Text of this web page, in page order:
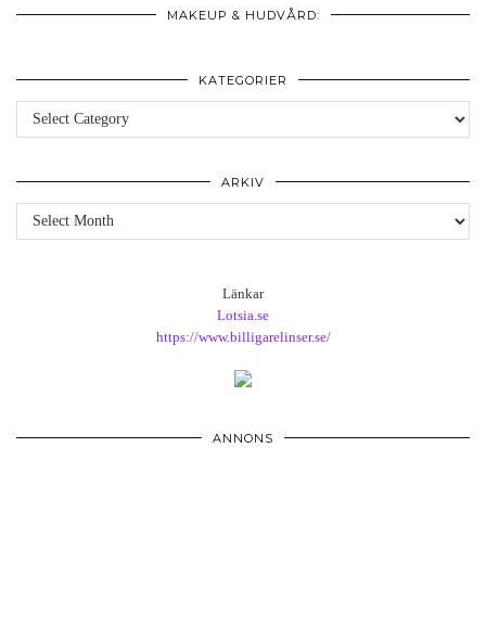
MAKEUP & HUDVÅRD:
KATEGORIER
Kategorier
ARKIV
Arkiv
Länkar
Lotsia.se
https://www.billigarelinser.se/
ANNONS